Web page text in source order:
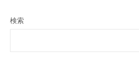
ー
検索